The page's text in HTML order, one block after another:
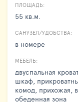
ПЛОЩАДЬ:
55 кв.м.
САНУЗЕЛ/УДОБСТВА:
в номере
МЕБЕЛЬ:
двуспальная
шкаф,
комод, прихожая,
обеденная зона